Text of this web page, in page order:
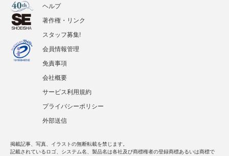
ヘルプ
著作権・リンク
スタッフ募集!
会員情報管理
免責事項
会社概要
サービス利用規約
プライバシーポリシー
外部送信
掲載記事、写真、イラストの無断転載を禁じます。
記載されているロゴ、システム名、製品名は各社及び商標権者の登録商標あるいは商標で